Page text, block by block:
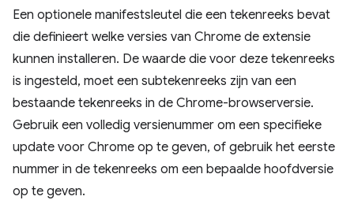
Een optionele manifestsleutel die een tekenreeks bevat
die definieert welke versies van Chrome de extensie
kunnen installeren. De waarde die voor deze tekenreeks
is ingesteld, moet een subtekenreeks zijn van een
bestaande tekenreeks in de Chrome-browserversie.
Gebruik een volledig versienummer om een ​​specifieke
update voor Chrome op te geven, of gebruik het eerste
nummer in de tekenreeks om een ​​bepaalde hoofdversie
op te geven.